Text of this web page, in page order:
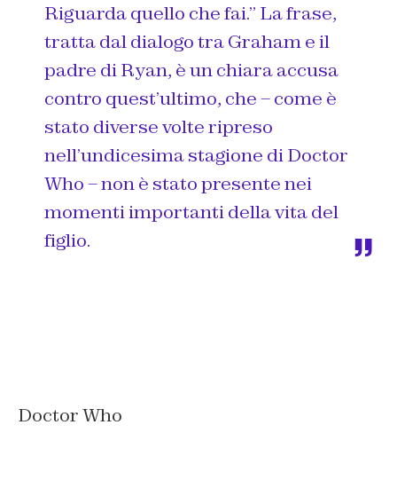
Riguarda quello che fai.” La frase,
tratta dal dialogo tra Graham e il
padre di Ryan, è un chiara accusa
contro quest’ultimo, che – come è
stato diverse volte ripreso
nell’undicesima stagione di Doctor
Who – non è stato presente nei
momenti importanti della vita del
figlio.
Doctor Who